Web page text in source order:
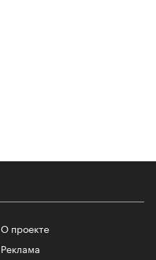
О проекте
Реклама